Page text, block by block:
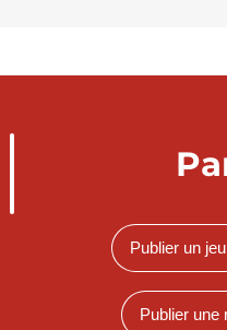
Publier un
Publier une